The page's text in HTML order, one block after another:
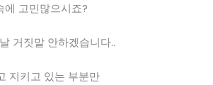
에 고민많으시죠?
거짓말 안하겠습니다..
지키고 있는 부분만